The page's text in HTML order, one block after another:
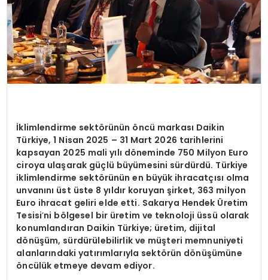
İklimlendirme sektörünün öncü markası Daikin
Türkiye, 1 Nisan 2025 – 31 Mart 2026 tarihlerini
kapsayan 2025 mali yılı döneminde 750 Milyon Euro
ciroya ulaşarak güçlü büyümesini sürdürdü. Türkiye
iklimlendirme sektörünün en büyük ihracatçısı olma
unvanını üst üste 8 yıldır koruyan şirket, 363 milyon
Euro ihracat geliri elde etti. Sakarya Hendek Üretim
Tesisi’ni bölgesel bir üretim ve teknoloji üssü olarak
konumlandıran Daikin Türkiye; üretim, dijital
dönüşüm, sürdürülebilirlik ve müşteri memnuniyeti
alanlarındaki yatırımlarıyla sektörün dönüşümüne
öncülük etmeye devam ediyor.